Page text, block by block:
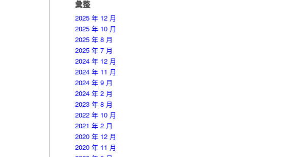
彙整
2025 年 12 月
2025 年 10 月
2025 年 8 月
2025 年 7 月
2024 年 12 月
2024 年 11 月
2024 年 9 月
2024 年 2 月
2023 年 8 月
2022 年 10 月
2021 年 2 月
2020 年 12 月
2020 年 11 月